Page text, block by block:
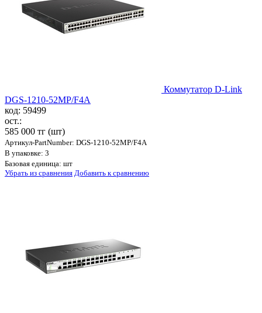
Коммутатор D-Link
DGS-1210-52MP/F4A
код: 59499
ост.:
585 000 тг (шт)
Артикул-PartNumber: DGS-1210-52MP/F4A
В упаковке: 3
Базовая единица: шт
Убрать из сравнения Добавить к сравнению